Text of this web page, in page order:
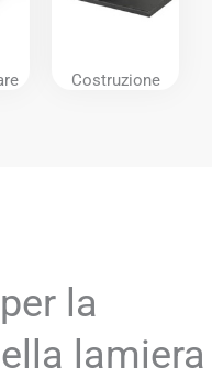
Costruzione
la
lamiera